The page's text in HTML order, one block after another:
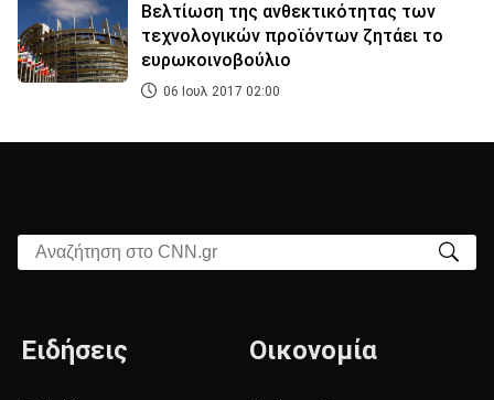
Βελτίωση της ανθεκτικότητας των
τεχνολογικών προϊόντων ζητάει το
ευρωκοινοβούλιο
06 Ιουλ 2017 02:00
Αναζήτηση στο CNN.gr
Ειδήσεις Οικονομία